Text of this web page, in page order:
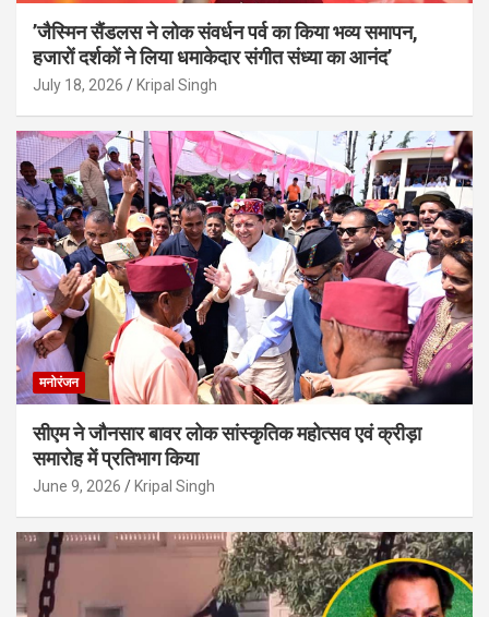
’जैस्मिन सैंडलस ने लोक संवर्धन पर्व का किया भव्य समापन,
हजारों दर्शकों ने लिया धमाकेदार संगीत संध्या का आनंद’
July 18, 2026 Kripal Singh
मनोरंजन
सीएम ने जौनसार बावर लोक सांस्कृतिक महोत्सव एवं क्रीड़ा
समारोह में प्रतिभाग किया
June 9, 2026 Kripal Singh